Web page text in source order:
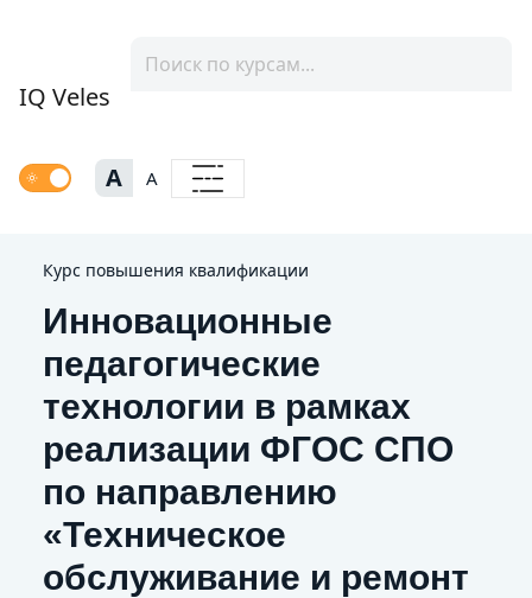
IQ Veles
A A
Курс повышения квалификации
Инновационные
педагогические
технологии в рамках
реализации ФГОС СПО
по направлению
«Техническое
обслуживание и ремонт